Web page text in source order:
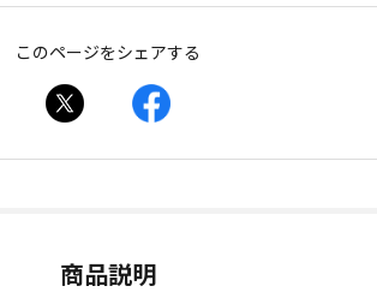
このページをシェアする
商品説明